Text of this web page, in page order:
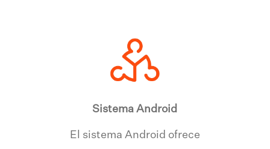
Sistema Android
El sistema Android ofrece